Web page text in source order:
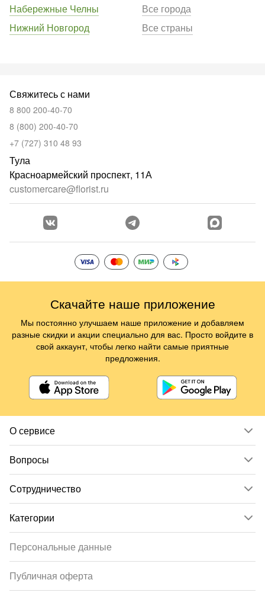
Набережные Челны
Нижний Новгород
Все города
Все страны
О сервисе
Вопросы
Сотрудничество
Категории
Свяжитесь с нами
8 800 200-40-70
8 (800) 200-40-70
+7 (727) 310 48 93
Тула
Красноармейский проспект, 11А
customercare@florist.ru
Персональные данные
Публичная оферта
Скачайте наше приложение
Мы постоянно улучшаем наше приложение и добавляем
разные скидки и акции специально для вас. Просто войдите в
свой аккаунт, чтобы легко найти самые приятные
предложения.